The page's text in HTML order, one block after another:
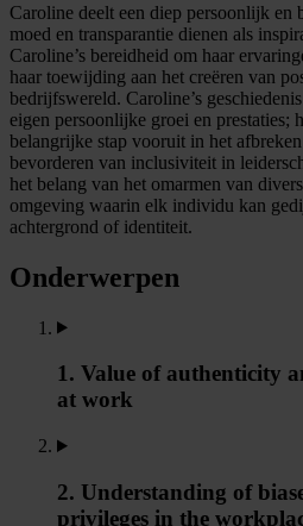
Caroline deelt een diep persoonlijk en
moed en transparantie dienen als
Caroline’s bereidheid om haar
haar toewijding aan het creëren van
bedrijfswereld. Caroline’s
eigen persoonlijke groei en prestaties;
belangrijke stap vooruit in het
bevorderen van inclusiviteit in
het belang van het omarmen van
omgeving waarin elk individu kan
achtergrond of identiteit.
Onderwerpen
1. Value of authenticity
at work
2. Understanding of
privileges in the